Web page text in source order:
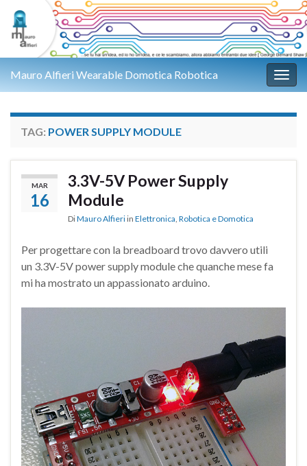
Mauro Alfieri Wearable Domotica Robotica
TAG: POWER SUPPLY MODULE
MAR
16
3.3V-5V Power Supply
Module
DiMauro Alfieri in Elettronica, Robotica e Domotica
Per progettare con la breadboard trovo davvero utili
un 3.3V-5V power supply module che quanche mese fa
mi ha mostrato un appassionato arduino.